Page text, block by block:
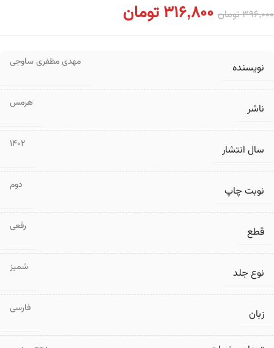
396,000تومان 316,800تومان
نویسنده مهدی مظفری ساوجی
ناشر هرمس
سال انتشار 1402
نوبت چاپ دوم
قطع رقعی
نوع جلد شمیز
زبان فارسی